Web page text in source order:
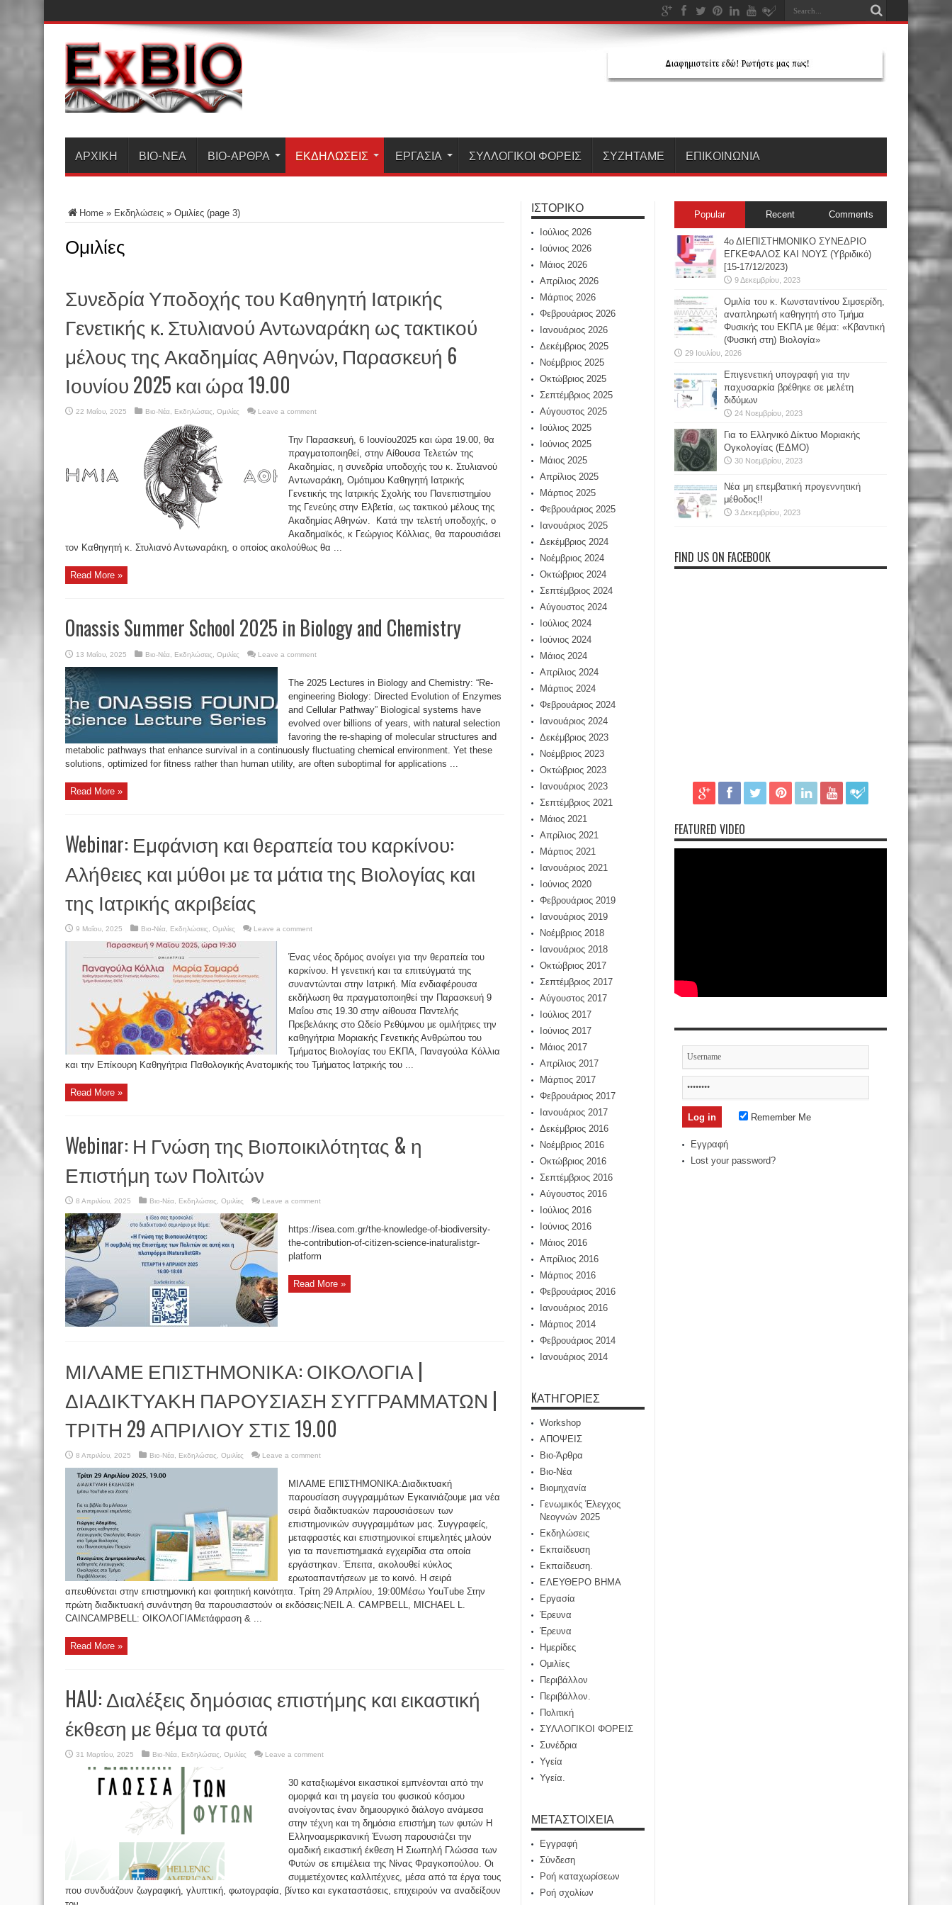
ΑΡΧΙΚΗ ΒΙΟ-ΝΈΑ ΒΙΟ-ΆΡΘΡΑ ΕΚΔΗΛΏΣΕΙΣ ΕΡΓΑΣΊΑ ΣΥΛΛΟΓΙΚΟΙ ΦΟΡΕΙΣ ΣΥΖΗΤΑΜΕ ΕΠΙΚΟΙΝΩΝΙΑ
Home » Εκδηλώσεις » Ομιλίες (page 3)
Ομιλίες
Συνεδρία Υποδοχής του Καθηγητή Ιατρικής
Γενετικής κ. Στυλιανού Αντωναράκη ως τακτικού
μέλους της Ακαδημίας Αθηνών, Παρασκευή 6
Ιουνίου 2025 και ώρα 19.00
22 Μαΐου, 2025 Βιο-Νέα Εκδηλώσεις Ομιλίες Leave a comment
Την Παρασκευή, 6 Ιουνίου2025 και ώρα 19.00, θα
πραγματοποιηθεί, στην Αίθουσα Τελετών της
Ακαδημίας, η συνεδρία υποδοχής του κ. Στυλιανού
Αντωναράκη, Ομότιμου Καθηγητή Ιατρικής
Γενετικής της Ιατρικής Σχολής του Πανεπιστημίου
της Γενεύης στην Ελβετία, ως τακτικού μέλους της
Ακαδημίας Αθηνών. Κατά την τελετή υποδοχής, ο
Ακαδημαϊκός, κ Γεώργιος Κόλλιας, θα παρουσιάσει
τον Καθηγητή κ. Στυλιανό Αντωναράκη, ο οποίος ακολούθως θα ...
Read More »
Onassis Summer School 2025 in Biology and Chemistry
13 Μαΐου, 2025 Βιο-Νέα Εκδηλώσεις Ομιλίες Leave a comment
The 2025 Lectures in Biology and Chemistry: “Re-
engineering Biology: Directed Evolution of Enzymes
and Cellular Pathway” Biological systems have
evolved over billions of years, with natural selection
favoring the re-shaping of molecular structures and
metabolic pathways that enhance survival in a continuously fluctuating chemical environment. Yet these
solutions, optimized for fitness rather than human utility, are often suboptimal for applications ...
Read More »
Webinar: Εμφάνιση και θεραπεία του καρκίνου:
Αλήθειες και μύθοι με τα μάτια της Βιολογίας και
της Ιατρικής ακριβείας
9 Μαΐου, 2025 Βιο-Νέα Εκδηλώσεις Ομιλίες Leave a comment
Ένας νέος δρόμος ανοίγει για την θεραπεία του
καρκίνου. Η γενετική και τα επιτεύγματά της
συναντώνται στην Ιατρική. Μία ενδιαφέρουσα
εκδήλωση θα πραγματοποιηθεί την Παρασκευή 9
Μαΐου στις 19.30 στην αίθουσα Παντελής
Πρεβελάκης στο Ωδείο Ρεθύμνου με ομιλήτριες την
καθηγήτρια Μοριακής Γενετικής Ανθρώπου του
Τμήματος Βιολογίας του ΕΚΠΑ, Παναγούλα Κόλλια
και την Επίκουρη Καθηγήτρια Παθολογικής Ανατομικής του Τμήματος Ιατρικής του ...
Read More »
Webinar: Η Γνώση της Βιοποικιλότητας & η
Επιστήμη των Πολιτών
8 Απριλίου, 2025 Βιο-Νέα Εκδηλώσεις Ομιλίες Leave a comment
https://isea.com.gr/the-knowledge-of-biodiversity-
the-contribution-of-citizen-science-inaturalistgr-
platform
Read More »
ΜΙΛΑΜΕ ΕΠΙΣΤΗΜΟΝΙΚΑ: ΟΙΚΟΛΟΓΙΑ |
ΔΙΑΔΙΚΤΥΑΚΗ ΠΑΡΟΥΣΙΑΣΗ ΣΥΓΓΡΑΜΜΑΤΩΝ |
ΤΡΙΤΗ 29 ΑΠΡΙΛΙΟΥ ΣΤΙΣ 19.00
8 Απριλίου, 2025 Βιο-Νέα Εκδηλώσεις Ομιλίες Leave a comment
ΜΙΛΑΜΕ ΕΠΙΣΤΗΜΟΝΙΚΑ:Διαδικτυακή
παρουσίαση συγγραμμάτων Εγκαινιάζουμε μια νέα
σειρά διαδικτυακών παρουσιάσεων των
επιστημονικών συγγραμμάτων μας. Συγγραφείς,
μεταφραστές και επιστημονικοί επιμελητές μιλούν
για τα πανεπιστημιακά εγχειρίδια στα οποία
εργάστηκαν. Έπειτα, ακολουθεί κύκλος
ερωτοαπαντήσεων με το κοινό. Η σειρά
απευθύνεται στην επιστημονική και φοιτητική κοινότητα. Τρίτη 29 Απριλίου, 19:00Μέσω YouTube Στην
πρώτη διαδικτυακή συνάντηση θα παρουσιαστούν οι εκδόσεις:NEIL A. CAMPBELL, MICHAEL L.
CAINCAMPBELL: ΟΙΚΟΛΟΓΙΑΜετάφραση & ...
Read More »
HAU: Διαλέξεις δημόσιας επιστήμης και εικαστική
έκθεση με θέμα τα φυτά
31 Μαρτίου, 2025 Βιο-Νέα Εκδηλώσεις Ομιλίες Leave a comment
30 καταξιωμένοι εικαστικοί εμπνέονται από την
ομορφιά και τη μαγεία του φυσικού κόσμου
ανοίγοντας έναν δημιουργικό διάλογο ανάμεσα
στην τέχνη και τη δημόσια επιστήμη των φυτών Η
Ελληνοαμερικανική Ένωση παρουσιάζει την
ομαδική εικαστική έκθεση Η Σιωπηλή Γλώσσα των
Φυτών σε επιμέλεια της Νίνας Φραγκοπούλου. Oι
συμμετέχοντες καλλιτέχνες, μέσα από τα έργα τους
που συνδυάζουν ζωγραφική, γλυπτική, φωτογραφία, βίντεο και εγκαταστάσεις, επιχειρούν να αναδείξουν
ΙΣΤΟΡΙΚΌ
Ιούλιος 2026
Ιούνιος 2026
Μάιος 2026
Απρίλιος 2026
Μάρτιος 2026
Φεβρουάριος 2026
Ιανουάριος 2026
Δεκέμβριος 2025
Νοέμβριος 2025
Οκτώβριος 2025
Σεπτέμβριος 2025
Αύγουστος 2025
Ιούλιος 2025
Ιούνιος 2025
Μάιος 2025
Απρίλιος 2025
Μάρτιος 2025
Φεβρουάριος 2025
Ιανουάριος 2025
Δεκέμβριος 2024
Νοέμβριος 2024
Οκτώβριος 2024
Σεπτέμβριος 2024
Αύγουστος 2024
Ιούλιος 2024
Ιούνιος 2024
Μάιος 2024
Απρίλιος 2024
Μάρτιος 2024
Φεβρουάριος 2024
Ιανουάριος 2024
Δεκέμβριος 2023
Νοέμβριος 2023
Οκτώβριος 2023
Ιανουάριος 2023
Σεπτέμβριος 2021
Μάιος 2021
Απρίλιος 2021
Μάρτιος 2021
Ιανουάριος 2021
Ιούνιος 2020
Φεβρουάριος 2019
Ιανουάριος 2019
Νοέμβριος 2018
Ιανουάριος 2018
Οκτώβριος 2017
Σεπτέμβριος 2017
Αύγουστος 2017
Ιούλιος 2017
Ιούνιος 2017
Μάιος 2017
Απρίλιος 2017
Μάρτιος 2017
Φεβρουάριος 2017
Ιανουάριος 2017
Δεκέμβριος 2016
Νοέμβριος 2016
Οκτώβριος 2016
Σεπτέμβριος 2016
Αύγουστος 2016
Ιούλιος 2016
Ιούνιος 2016
Μάιος 2016
Απρίλιος 2016
Μάρτιος 2016
Φεβρουάριος 2016
Ιανουάριος 2016
Μάρτιος 2014
Φεβρουάριος 2014
Ιανουάριος 2014
KΑΤΗΓΟΡΊΕΣ
Workshop
ΑΠΟΨΕΙΣ
Βιο-Άρθρα
Βιο-Νέα
Βιομηχανία
Γενωμικός Έλεγχος
Νεογνών 2025
Εκδηλώσεις
Εκπαίδευση
Εκπαίδευση.
ΕΛΕΥΘΕΡΟ ΒΗΜΑ
Εργασία
Έρευνα
Έρευνα
Ημερίδες
Ομιλίες
Περιβάλλον
Περιβάλλον.
Πολιτική
ΣΥΛΛΟΓΙΚΟΙ ΦΟΡΕΙΣ
Συνέδρια
Υγεία
Υγεία.
ΜΕΤΑΣΤΟΙΧΕΊΑ
Εγγραφή
Σύνδεση
Ροή καταχωρίσεων
Ροή σχολίων
Popular Recent Comments
4ο ΔΙΕΠΙΣΤΗΜΟΝΙΚΟ ΣΥΝΕΔΡΙΟ
ΕΓΚΕΦΑΛΟΣ ΚΑΙ ΝΟΥΣ (Υβριδικό)
[15-17/12/2023)
9 Δεκεμβρίου, 2023
Oμιλία του κ. Κωνσταντίνου Σιμσερίδη,
αναπληρωτή καθηγητή στο Τμήμα
Φυσικής του ΕΚΠΑ με θέμα: «Κβαντική
(Φυσική στη) Βιολογία»
29 Ιουλίου, 2026
Επιγενετική υπογραφή για την
παχυσαρκία βρέθηκε σε μελέτη
διδύμων
24 Νοεμβρίου, 2023
Για το Ελληνικό Δίκτυο Μοριακής
Ογκολογίας (ΕΔΜΟ)
30 Νοεμβρίου, 2023
Νέα μη επεμβατική προγεννητική
μέθοδος!!
3 Δεκεμβρίου, 2023
FIND US ON FACEBOOK
FEATURED VIDEO
Remember Me
Εγγραφή
Lost your password?